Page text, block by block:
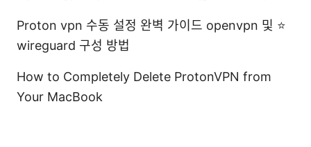
Proton vpn 수동 설정 완벽 가이드 openvpn 및 ⭐
wireguard 구성 방법
How to Completely Delete ProtonVPN from
Your MacBook